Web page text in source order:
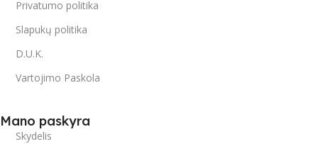
Privatumo politika
Slapukų politika
D.U.K.
Vartojimo Paskola
Mano paskyra
Skydelis